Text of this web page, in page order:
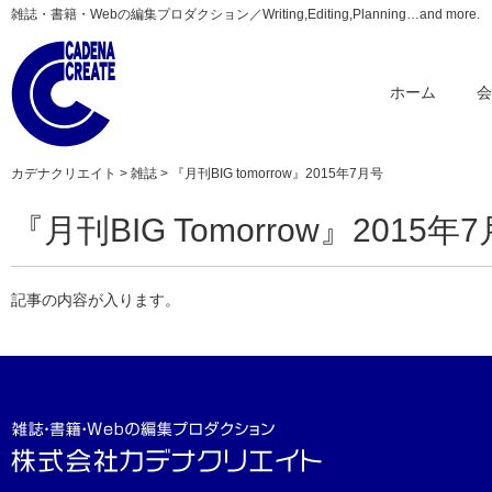
雑誌・書籍・Webの編集プロダクション／Writing,Editing,Planning…and more.
ホーム
カデナクリエイト > 雑誌 > 『月刊BIG tomorrow』2015年7月号
『月刊BIG Tomorrow』2015年7
記事の内容が入ります。